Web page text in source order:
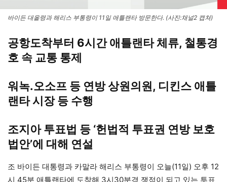
바이든 대옽령과 해리스 부통령이 11일 애틀랜타 방문한다. (사진:채널2 캡쳐)
공항도착부터 6시간 애틀랜타 체류, 철통경
호 속 교통 통제
워녹.오소프 등 연방 상원의원, 디킨스 애틀
랜타 시장 등 수행
조지아 투표법 등 ‘헌법적 투표권 연방 보호
법안’에 대해 연설
조 바이든 대통령과 카말라 해리스 부통령이 오늘(11일) 오후 12
시 45분 애틀랜타에 도착해 3시30분경 쟁점이 되고 있는 투표